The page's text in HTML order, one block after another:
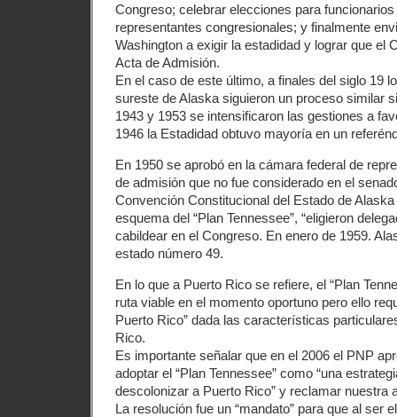
Congreso; celebrar elecciones para
representantes congresionales; y finalmente
Washington a exigir la estadidad y lograr que el
Acta de Admisión.
En el caso de este último, a finales del siglo 19
sureste de Alaska siguieron un proceso similar
1943 y 1953 se intensificaron las gestiones a
1946 la Estadidad obtuvo mayoría en un
En 1950 se aprobó en la cámara federal de
de admisión que no fue considerado en el
Convención Constitucional del Estado de
esquema del “Plan Tennessee”, “eligieron
cabildear en el Congreso. En enero de 1959.
estado número 49.
En lo que a Puerto Rico se refiere, el “Plan
ruta viable en el momento oportuno pero ello
Puerto Rico” dada las características
Rico.
Es importante señalar que en el 2006 el PNP
adoptar el “Plan Tennessee” como “una
descolonizar a Puerto Rico” y reclamar nuestra
La resolución fue un “mandato” para que al ser